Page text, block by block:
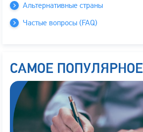
Альтернативные страны
Частые вопросы (FAQ)
САМОЕ ПОПУЛЯРНОЕ